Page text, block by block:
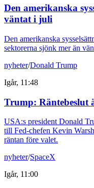
Den amerikanska
väntat i juli
Den amerikanska
sektorerna sjönk mer än
nyheter/Donald Trump
Igår, 11:48
Trump: Räntebeslut
USA:s president Donald
till Fed-chefen Kevin
räntan före valet.
nyheter/SpaceX
Igår, 11:00